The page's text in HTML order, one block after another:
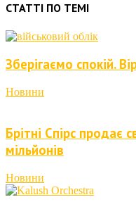
СТАТТІ ПО ТЕМІ
Зберігаємо спокій.
Новини
Брітні Спірс продає
мільйонів
Новини